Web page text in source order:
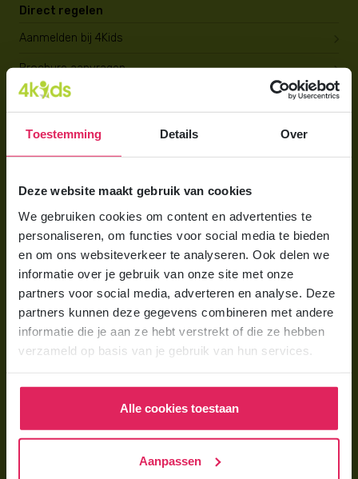
Toestemming Details Over
Deze website maakt gebruik van cookies
We gebruiken cookies om content en advertenties te
personaliseren, om functies voor social media te bieden
en om ons websiteverkeer te analyseren. Ook delen we
informatie over je gebruik van onze site met onze
partners voor social media, adverteren en analyse. Deze
partners kunnen deze gegevens combineren met andere
informatie die je aan ze hebt verstrekt of die ze hebben
verzameld op basis van je gebruik van hun services.
Alle cookies toestaan
Aanpassen
Direct regelen
Aanmelden bij 4Kids
Brochure aanvragen
Berekening maken
Hoe vind ik een gastouder?
Voor gastouders
Gastouder worden bij 4Kids
Hoe vind ik gastkinderen?
Gastouder worden
Gastouder worden
Wat verdient een gastouder?